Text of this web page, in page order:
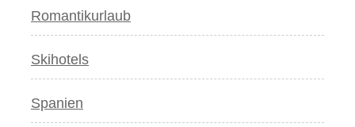
Romantikurlaub
Skihotels
Spanien